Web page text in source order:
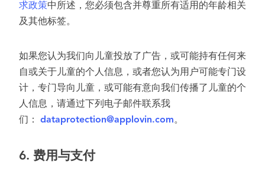
求政策中所述，您必须包含并尊重所有适用的年龄相关
及其他标签。
如果您认为我们向儿童投放了广告，或可能持有任何来
自或关于儿童的个人信息，或者您认为用户可能专门设
计，专门导向儿童，或可能有意向我们传播了儿童的个
人信息，请通过下列电子邮件联系我
们： dataprotection@applovin.com。
6. 费用与支付